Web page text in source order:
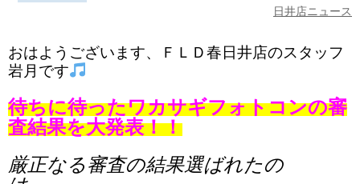
日井店ニュース
おはようございます、ＦＬＤ春日井店のスタッフ
岩月です
待ちに待ったワカサギフォトコンの審
査結果を大発表！！
厳正なる審査の結果選ばれたの